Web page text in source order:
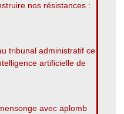
nos résistances :
tribunal administratif ce
artificielle de
avec aplomb